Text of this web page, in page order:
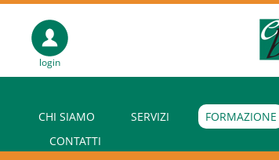
login
CHI SIAMO SERVIZI FORMAZIONE
CONTATTI